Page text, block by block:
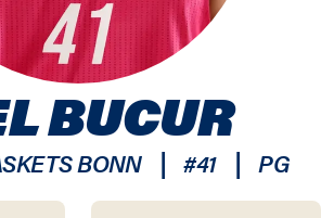
BUCUR
BONN | #41 | PG